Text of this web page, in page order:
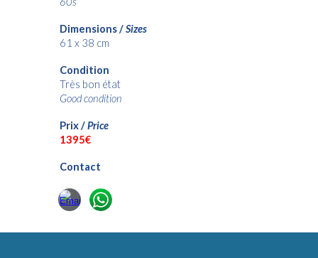
Dimensions /Sizes
61 x 38 cm
Condition
Très bon état
Good condition
Prix /Price
1395€
Contact